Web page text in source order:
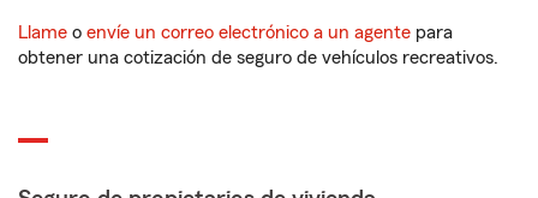
Llame o envíe un correo electrónico a un agente para
obtener una cotización de seguro de vehículos recreativos.